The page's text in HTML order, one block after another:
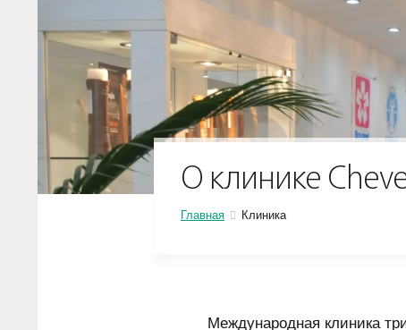
О клинике
Главная Клиника
Международная клиника